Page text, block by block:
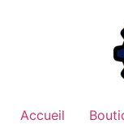
Accueil